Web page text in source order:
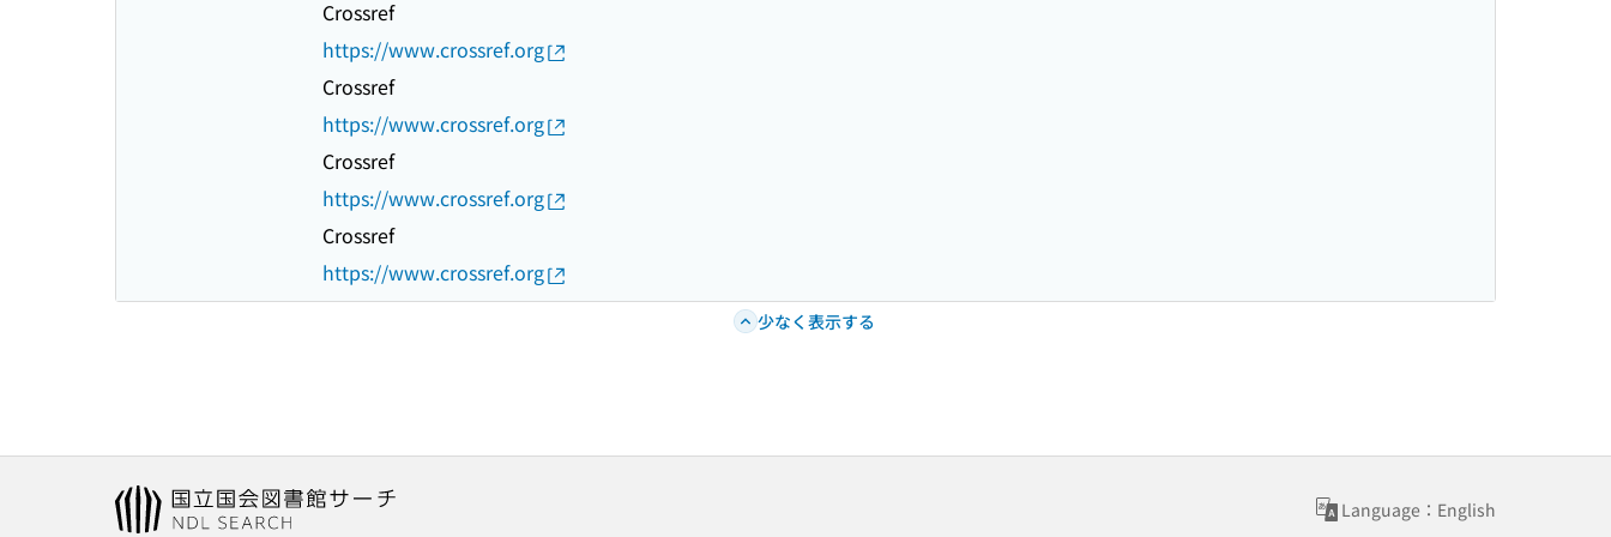
Crossref
https://www.crossref.org
Crossref
https://www.crossref.org
Crossref
https://www.crossref.org
Crossref
https://www.crossref.org
少なく表示する
Language：English